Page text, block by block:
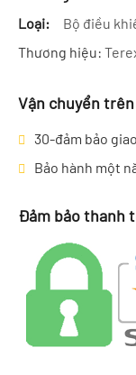
Loại:
Bộ điều
Thương hiệu:
Vận chuyển
30-đảm bảo
Bảo hành một
Đảm bảo thanh